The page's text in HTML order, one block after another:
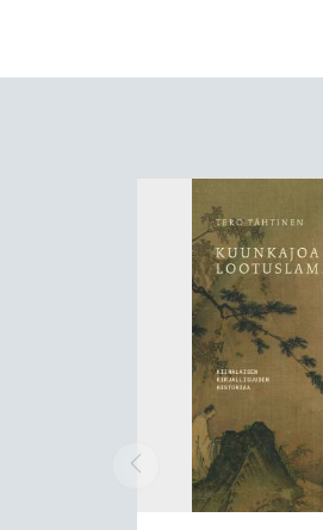
Tuoteluettelon alku